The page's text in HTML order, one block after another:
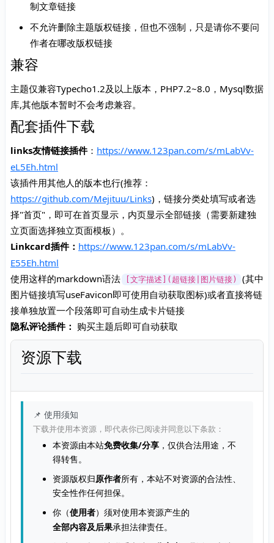
制文章链接
不允许删除主题版权链接，但也不强制，只是请你不要问
作者在哪改版权链接
兼容
主题仅兼容Typecho1.2及以上版本，PHP7.2~8.0，Mysql数据
库,其他版本暂时不会考虑兼容。
配套插件下载
links友情链接插件​： https://www.123pan.com/s/mLabVv-
eL5Eh.html
该插件用其他人的版本也行(推荐：
https://github.com/Mejituu/Links)，链接分类处填写或者选
择"首页"，即可在首页显示，内页显示全部链接（需要新建独
立页面选择独立页面模板）。
​Linkcard插件：​ https://www.123pan.com/s/mLabVv-
E55Eh.html
使用这样的markdown语法
[文字描述](超链接|图片链接)
(其中
图片链接填写useFavicon即可使用自动获取图标)或者直接将链
接单独放置一个段落即可自动生成卡片链接
隐私评论插件： 购买主题后即可自动获取
资源下载
📌 使用须知
下载并使用本资源，即代表你已阅读并同意以下条款：
本资源由本站免费收集/分享 ，仅供合法用途，不
得转售。
资源版权归原作者所有，本站不对资源的合法性、
安全性作任何担保。
你（使用者）须对使用本资源产生的
全部内容及后果承担法律责任。